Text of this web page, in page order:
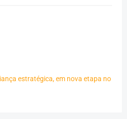
estratégica, em nova etapa no